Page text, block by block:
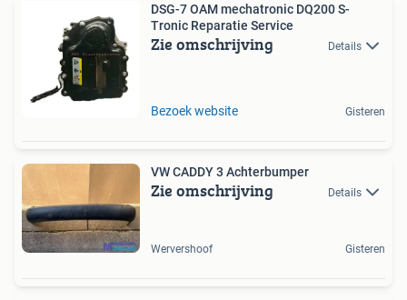
DSG-7 OAM mechatronic DQ200 S-
Tronic Reparatie Service
Zie omschrijving Details
Bezoek website Gisteren
VW CADDY 3 Achterbumper
Zie omschrijving Details
Wervershoof Gisteren